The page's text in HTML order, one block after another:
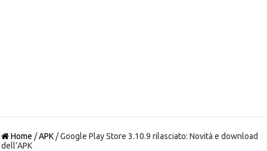
Home /APK /Google Play Store 3.10.9 rilasciato: Novità e download
dell’APK